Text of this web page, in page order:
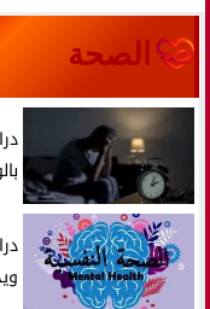
الصحة